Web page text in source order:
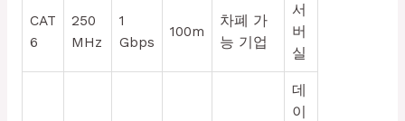
CAT
6
250
MHz
1
Gbps
100m
차폐 가
능 기업
서
버
실
데
이